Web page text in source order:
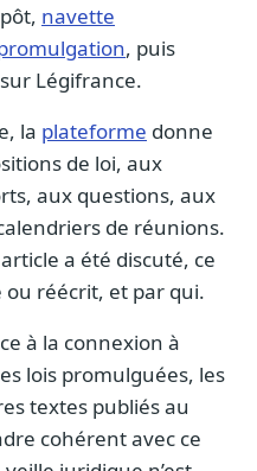
navette
, puis
Légifrance.
la plateforme donne
de loi, aux
aux questions, aux
de réunions.
a été discuté, ce
réécrit, et par qui.
à la connexion à
lois promulguées, les
textes publiés au
cohérent avec ce